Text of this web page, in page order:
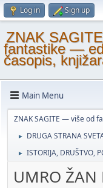
Log in Sign up
ZNAK
fantastike —
časopis,
Main Menu
ZNAK SAGITE — više od
► DRUGA STRANA
► ISTORIJA, DRUŠTVO,
UMRO ŽAN